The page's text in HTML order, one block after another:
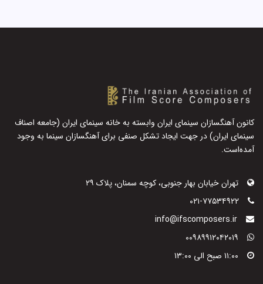
کانون آهنگسازان سینمای ایران وابسته به خانه سینمای ایران (جامعه اصناف
سینمای ایران) در جهت ایجاد تشکل صنفی برای آهنگسازان سینما به وجود
آمده‌است.
تهران خیابان بهار جنوبی، کوچه سمنان، پلاک ۲۹
۰۲۱-۷۷۵۳۴۹۲۲
info@ifscomposers.ir
۰۰۹۸۹۹۱۲۰۴۲۰۱۹
۱۱:۰۰ صبح الی ۱۳:۰۰